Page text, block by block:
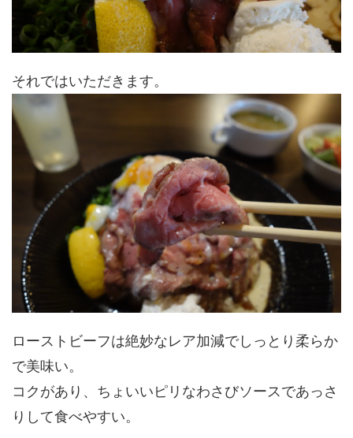
それではいただきます。
ローストビーフは絶妙なレア加減でしっとり柔らか
で美味い。
コクがあり、ちょいいピリなわさびソースであっさ
りして食べやすい。